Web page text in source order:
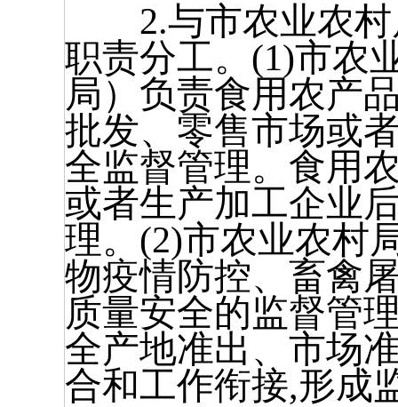
2.与市农业农村
职责分工。(1)市农
局）负责食用农产
批发、零售市场或
全监督管理。食用
或者生产加工企业
理。(2)市农业农村
物疫情防控、畜禽
质量安全的监督管
全产地准出、市场
合和工作衔接,形成